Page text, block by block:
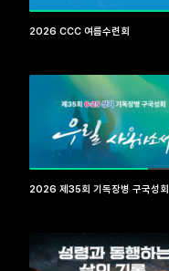
2026 CCC 여름수련회
2026 제35회 기독장병 구국성회